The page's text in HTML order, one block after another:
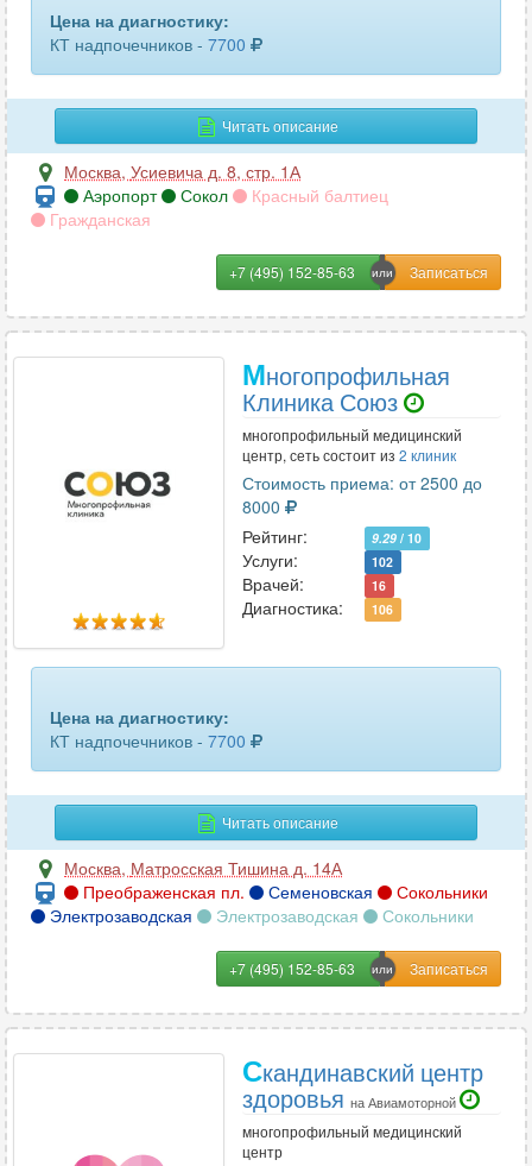
Цена на диагностику:
КТ надпочечников - 7700
Читать описание
Москва, Усиевича д. 8, стр. 1А
Аэропорт
Сокол
Красный балтиец
Гражданская
+7 (495) 152-85-63
Многопрофильная
Клиника Союз
многопрофильный медицинский
центр, сеть состоит из 2 клиник
Стоимость приема: от 2500 до
8000
Рейтинг:
9.29 / 10
Услуги: 102
Врачей: 16
Диагностика: 106
Цена на диагностику:
КТ надпочечников - 7700
Читать описание
Москва, Матросская Тишина д. 14А
Преображенская пл.
Семеновская
Сокольники
Электрозаводская
Электрозаводская Сокольники
+7 (495) 152-85-63
Скандинавский центр
здоровья на Авиамоторной
многопрофильный медицинский
центр